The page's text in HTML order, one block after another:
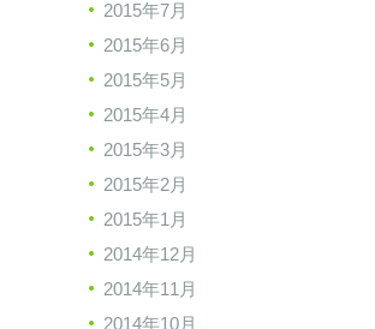
2015年7月
2015年6月
2015年5月
2015年4月
2015年3月
2015年2月
2015年1月
2014年12月
2014年11月
2014年10月